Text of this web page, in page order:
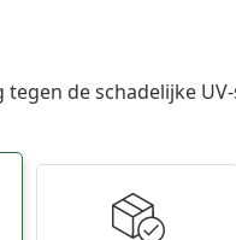
de schadelijke